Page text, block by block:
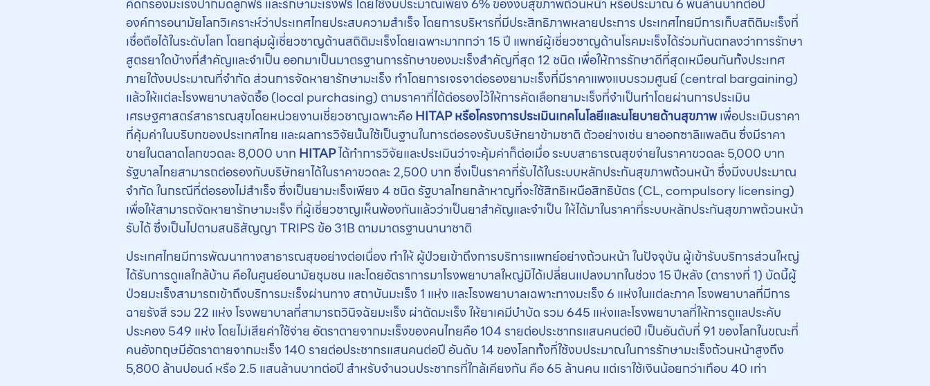
องค์การอนามัยโลกวิเคราะห์ว่าประเทศไทยประสบความสำเร็จ โดยการบริหารที่มีประสิทธิภาพหลายประการ ประเทศไทยมีการเก็บสถิติมะเร็งที่
เชื่อถือได้ในระดับโลก โดยกลุ่มผู้เชี่ยวชาญด้านสถิติมะเร็งโดยเฉพาะมากกว่า 15 ปี แพทย์ผู้เชี่ยวชาญด้านโรคมะเร็งได้ร่วมกันตกลงว่าการรักษา
สูตรยาใดบ้างที่สำคัญและจำเป็น ออกมาเป็นมาตรฐานการรักษาของมะเร็งสำคัญที่สุด 12 ชนิด เพื่อให้การรักษาดีที่สุดเหมือนกันทั้งประเทศ
ภายใต้งบประมาณที่จำกัด ส่วนการจัดหายารักษามะเร็ง ทำโดยการเจรจาต่อรองยามะเร็งที่มีราคาแพงแบบรวมศูนย์ (central bargaining)
แล้วให้แต่ละโรงพยาบาลจัดซื้อ (local purchasing) ตามราคาที่ได้ต่อรองไว้ให้การคัดเลือกยามะเร็งที่จำเป็นทำโดยผ่านการประเมิน
เศรษฐศาสตร์สาธารณสุขโดยหน่วยงานเชี่ยวชาญเฉพาะคือHITAP หรือโครงการประเมินเทคโนโลยีและนโยบายด้านสุขภาพเพื่อประเมินราคา
ที่คุ้มค่าในบริบทของประเทศไทย และผลการวิจัยนั้นใช้เป็นฐานในการต่อรองรับบริษัทยาข้ามชาติ ตัวอย่างเช่น ยาออกซาลิแพลติน ซึ่งมีราคา
ขายในตลาดโลกขวดละ 8,000 บาท HITAPได้ทำการวิจัยและประเมินว่าจะคุ้มค่าก็ต่อเมื่อ ระบบสาธารณสุขจ่ายในราคาขวดละ 5,000 บาท
รัฐบาลไทยสามารถต่อรองกับบริษัทยาได้ในราคาขวดละ 2,500 บาท ซึ่งเป็นราคาที่รับได้ในระบบหลักประกันสุขภาพถ้วนหน้า ซึ่งมีงบประมาณ
จำกัด ในกรณีที่ต่อรองไม่สำเร็จ ซึ่งเป็นยามะเร็งเพียง 4 ชนิด รัฐบาลไทยกล้าหาญที่จะใช้สิทธิเหนือสิทธิบัตร (CL, compulsory licensing)
เพื่อให้สามารถจัดหายารักษามะเร็ง ที่ผู้เชี่ยวชาญเห็นพ้องกันแล้วว่าเป็นยาสำคัญและจำเป็น ให้ได้มาในราคาที่ระบบหลักประกันสุขภาพถ้วนหน้า
รับได้ ซึ่งเป็นไปตามสนธิสัญญา TRIPS ข้อ 31B ตามมาตรฐานนานาชาติ
ประเทศไทยมีการพัฒนาทางสาธารณสุขอย่างต่อเนื่อง ทำให้ ผู้ป่วยเข้าถึงการบริการแพทย์อย่างถ้วนหน้า ในปัจจุบัน ผู้เข้ารับบริการส่วนใหญ่
ได้รับการดูแลใกล้บ้าน คือในศูนย์อนามัยชุมชน และโดยอัตราการมาโรงพยาบาลใหญ่มิได้เปลี่ยนแปลงมากในช่วง 15 ปีหลัง (ตารางที่ 1) บัดนี้ผู้
ป่วยมะเร็งสามารถเข้าถึงบริการมะเร็งผ่านทาง สถาบันมะเร็ง 1 แห่ง และโรงพยาบาลเฉพาะทางมะเร็ง 6 แห่งในแต่ละภาค โรงพยาบาลที่มีการ
ฉายรังสี รวม 22 แห่ง โรงพยาบาลที่สามารถวินิจฉัยมะเร็ง ผ่าตัดมะเร็ง ให้ยาเคมีบำบัด รวม 645 แห่งและโรงพยาบาลที่ให้การดูแลประคับ
ประคอง 549 แห่ง โดยไม่เสียค่าใช้จ่าย อัตราตายจากมะเร็งของคนไทยคือ 104 รายต่อประชากรแสนคนต่อปี เป็นอันดับที่ 91 ของโลกในขณะที่
คนอังกฤษมีอัตราตายจากมะเร็ง 140 รายต่อประชากรแสนคนต่อปี อันดับ 14 ของโลกทั้งที่ใช้งบประมาณในการรักษามะเร็งถ้วนหน้าสูงถึง
5,800 ล้านปอนด์ หรือ 2.5 แสนล้านบาทต่อปี สำหรับจำนวนประชากรที่ใกล้เคียงกัน คือ 65 ล้านคน แต่เราใช้เงินน้อยกว่าเกือบ 40 เท่า